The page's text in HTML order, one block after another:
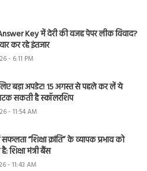
Key में देरी की वजह पेपर लीक विवाद?
कर रहे इंतजार
- 6:11 PM
लिए बड़ा अपडेट! 15 अगस्त से पहले कर लें ये
सकती है स्कॉलरशिप
- 11:54 AM
सफलता “शिक्षा क्रांति” के व्यापक प्रभाव को
शिक्षा मंत्री बैंस
- 11:43 AM